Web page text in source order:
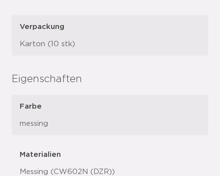
Verpackung
Karton (10 stk)
Eigenschaften
Farbe
messing
Materialien
Messing (CW602N (DZR))